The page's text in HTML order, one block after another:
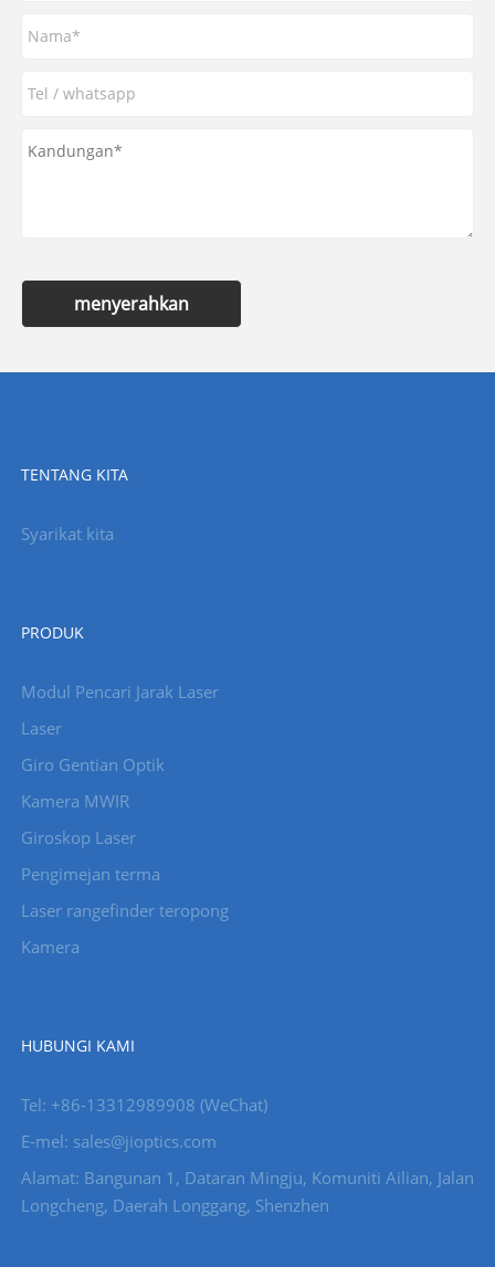
menyerahkan
TENTANG KITA
Syarikat kita
PRODUK
Modul Pencari Jarak Laser
Laser
Giro Gentian Optik
Kamera MWIR
Giroskop Laser
Pengimejan terma
Laser rangefinder teropong
Kamera
HUBUNGI KAMI
Tel: +86-13312989908 (WeChat)
E-mel: sales@jioptics.com
Alamat: Bangunan 1, Dataran Mingju, Komuniti Ailian, Jalan
Longcheng, Daerah Longgang, Shenzhen